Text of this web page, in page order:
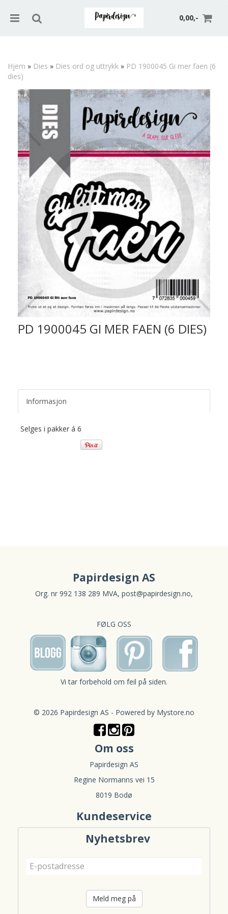
0,00,-
Hjem » Dies » Dies ord og uttrykk » PD 1900045 Gi mer faen (6
dies)
PD 1900045 GI MER FAEN (6 DIES)
Informasjon
Selges i pakker á 6
Papirdesign AS
Org. nr 992 138 289 MVA, post@papirdesign.no,
FØLG OSS
Vi tar forbehold om feil på siden.
© 2026 Papirdesign AS - Powered by Mystore.no
Om oss
Papirdesign AS
Regine Normanns vei 15
8019 Bodø
Kundeservice
Nyhetsbrev
Meld meg på
Trykk ENTER for å søke